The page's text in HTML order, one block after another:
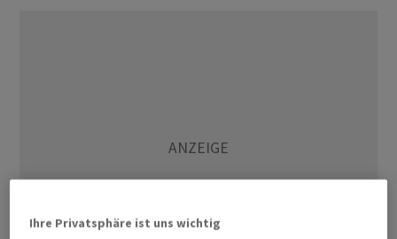
Ihre Privatsphäre ist uns wichtig